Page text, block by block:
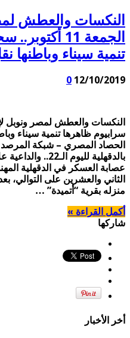
النكسات والعطش
الجمعة 11
تنمية سيناء وباطنها
12/10/2019
0
سرابيوم ظاهرها تنمية سيناء
الحصاد المصري – شبكة
بالدقهلية لليوم
عصابة العسكر في الدقهلية
منزله بقرية “أتميدة” …
أكمل القراءة »
شاركها
أخر الأخبار